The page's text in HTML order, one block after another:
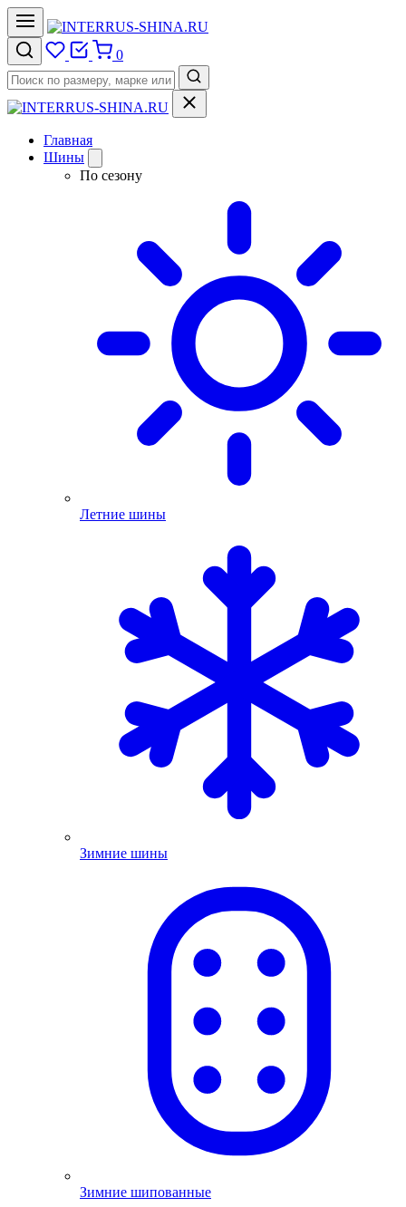
0
Главная
Шины
По сезону
Летние шины
Зимние шины
Зимние шипованные